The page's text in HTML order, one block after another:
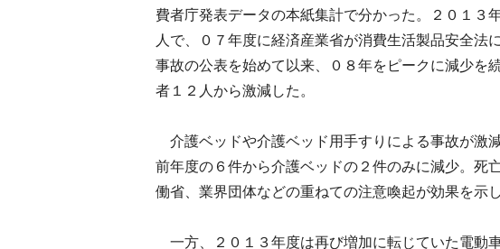
費者庁発表データの本紙集計で分かった。２０１３
人で、０７年度に経済産業省が消費生活製品安全法
事故の公表を始めて以来、０８年をピークに減少を
者１２人から激減した。
介護ベッドや介護ベッド用手すりによる事故が激
前年度の６件から介護ベッドの２件のみに減少。死
働省、業界団体などの重ねての注意喚起が効果を示
一方、２０１３年度は再び増加に転じていた電動